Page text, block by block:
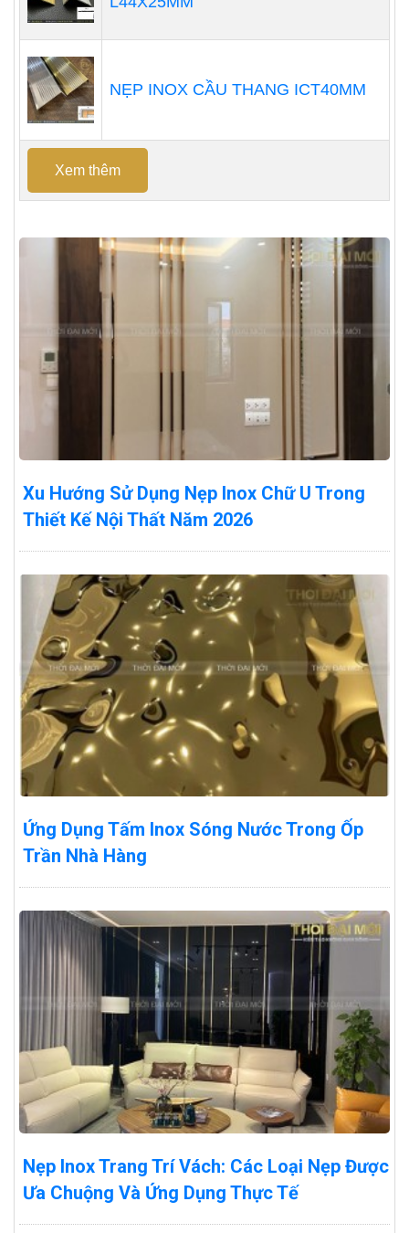
NẸP INOX CẦU THANG ICT40MM
Xem thêm
Xu Hướng Sử Dụng Nẹp Inox Chữ U Trong
Thiết Kế Nội Thất Năm 2026
Ứng Dụng Tấm Inox Sóng Nước Trong Ốp
Trần Nhà Hàng
Nẹp Inox Trang Trí Vách: Các Loại Nẹp Được
Ưa Chuộng Và Ứng Dụng Thực Tế